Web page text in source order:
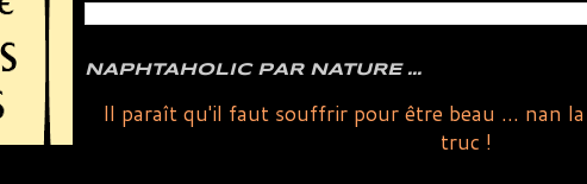
NAPHTAHOLIC PAR NATURE ...
Il paraît qu'il faut souffrir pour être beau ... nan
truc !